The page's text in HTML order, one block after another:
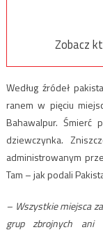
Zobacz
Według źródeł
ranem w pięciu
Bahawalpur.
dziewczynka.
administrowanym
Tam – jak podali
– Wszystkie miejsca
grup zbrojnych ani